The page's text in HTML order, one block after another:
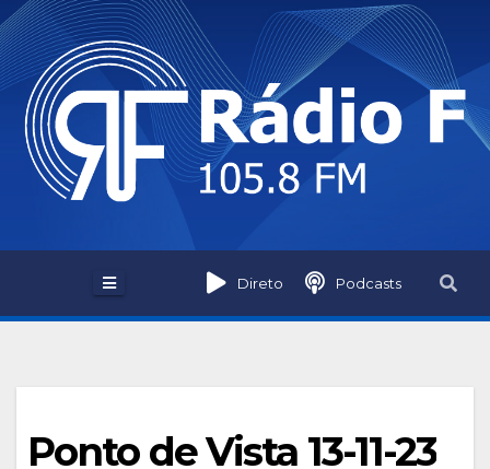
Skip
to
content
Direto Podcasts
Ponto de Vista 13-11-23